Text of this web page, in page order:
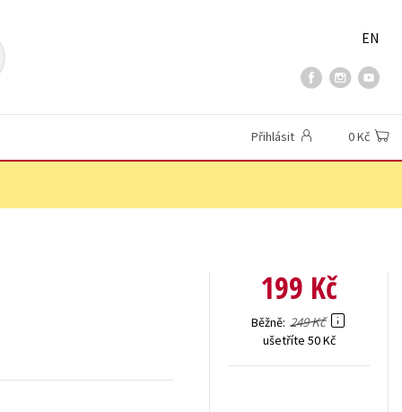
EN
Přihlásit 0 Kč
199 Kč
Běžně 249 Kč
ušetříte 50 Kč